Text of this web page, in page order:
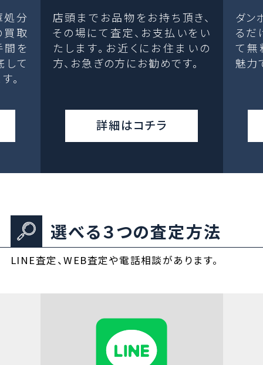
処分
取
間を
して
。
店頭までお品物をお持ち頂き、
その場にて査定、お支払いをい
たします。お近くにお住まいの
方、お急ぎの方にお勧めです。
詳細はコチラ
ダン
るだ
て無
魅力
選べる３つの査定方法
LINE査定、WEB査定や電話相談があります。